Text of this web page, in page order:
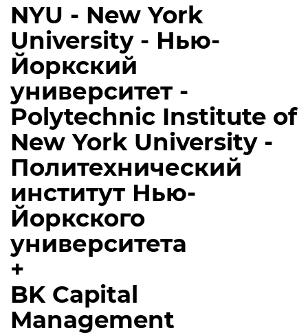
NYU - New York
University - Нью-
Йоркский
университет -
Polytechnic Institute of
New York University -
Политехнический
институт Нью-
Йоркского
университета
+
BK Capital
Management